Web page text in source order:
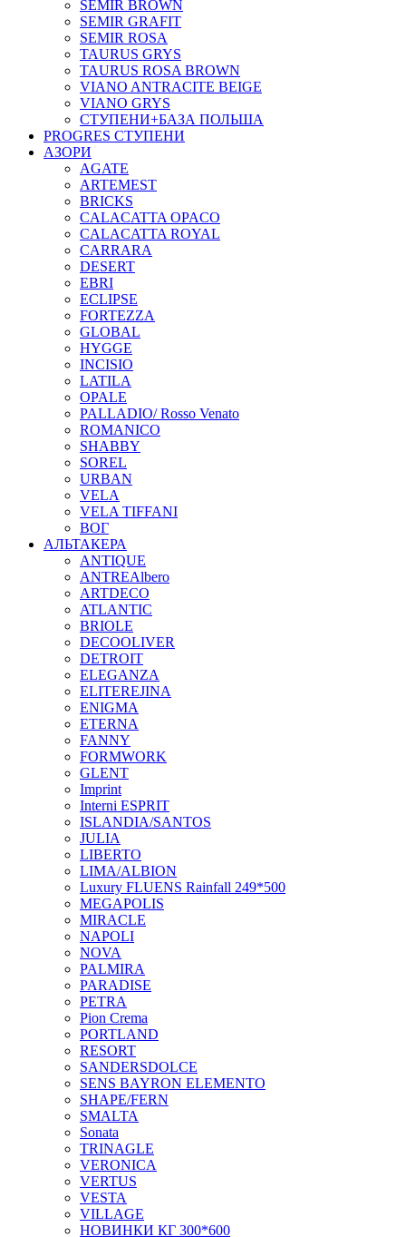
SEMIR BROWN
SEMIR GRAFIT
SEMIR ROSA
TAURUS GRYS
TAURUS ROSA BROWN
VIANO ANTRACITE BEIGE
VIANO GRYS
СТУПЕНИ+БАЗА ПОЛЬША
PROGRES СТУПЕНИ
АЗОРИ
AGATE
ARTEMEST
BRICKS
CALACATTA OPACO
CALACATTA ROYAL
CARRARA
DESERT
EBRI
ECLIPSE
FORTEZZA
GLOBAL
HYGGE
INCISIO
LATILA
OPALE
PALLADIO/ Rosso Venato
ROMANICO
SHABBY
SOREL
URBAN
VELA
VELA TIFFANI
ВОГ
АЛЬТАКЕРА
ANTIQUE
ANTREAlbero
ARTDECO
ATLANTIC
BRIOLE
DECOOLIVER
DETROIT
ELEGANZA
ELITEREJINA
ENIGMA
ETERNA
FANNY
FORMWORK
GLENT
Imprint
Interni ESPRIT
ISLANDIA/SANTOS
JULIA
LIBERTO
LIMA/ALBION
Luxury FLUENS Rainfall 249*500
MEGAPOLIS
MIRACLE
NAPOLI
NOVA
PALMIRA
PARADISE
PETRA
Pion Crema
PORTLAND
RESORT
SANDERSDOLCE
SENS BAYRON ELEMENTO
SHAPE/FERN
SMALTA
Sonata
TRINAGLE
VERONICA
VERTUS
VESTA
VILLAGE
НОВИНКИ КГ 300*600